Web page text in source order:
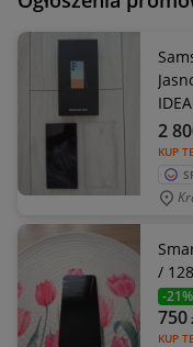
KUP
2
/
-21%
KUP
750